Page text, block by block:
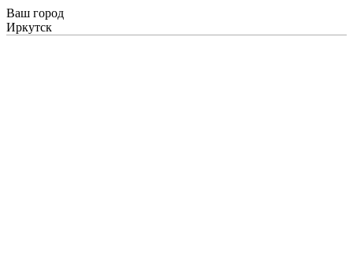
Ваш город
Иркутск